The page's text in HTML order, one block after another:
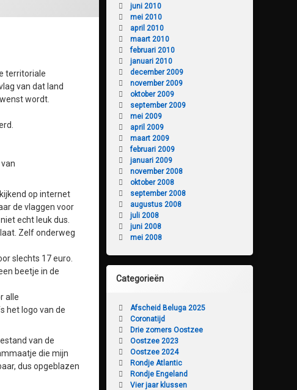
territoriale
van dat land
wordt.
op internet
de vlaggen voor
echt leuk dus.
Zelf onderweg
slechts 17 euro.
beetje in de
alle
het logo van de
van de
die mijn
dus opgeblazen
juni 2010
mei 2010
april 2010
maart 2010
februari 2010
januari 2010
december 2009
november 2009
oktober 2009
september 2009
mei 2009
april 2009
maart 2009
februari 2009
januari 2009
november 2008
oktober 2008
september 2008
augustus 2008
juli 2008
juni 2008
mei 2008
Categorieën
Afscheid Beluga 2025
Coronatijd
Drie zomers Oostzee
Oostzee 2023
Oostzee 2024
Rondje Atlantic
Rondje Engeland
Vier jaar klussen